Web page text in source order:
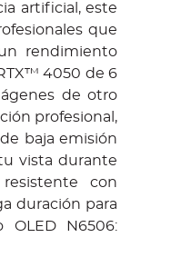
artificial, este
que
rendimiento
4050 de 6
de otro
profesional,
baja emisión
vista durante
con
duración para
OLED N6506: